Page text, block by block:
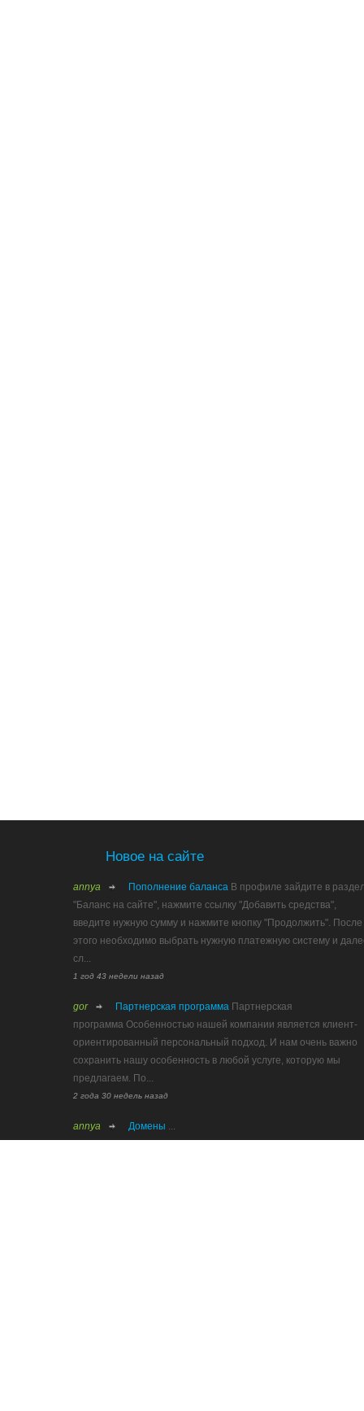
Новое на сайте
annya Пополнение баланса В профиле зайдите в
"Баланс на сайте", нажмите ссылку "Добавить средства",
введите нужную сумму и нажмите кнопку "Продолжить". После
этого необходимо выбрать нужную платежную систему и
сл...
1 год 43 недели назад
gor Партнерская программа Партнерская
программа Особенностью нашей компании является клиент-
ориентированный персональный подход. И нам очень важно
сохранить нашу особенность в любой услуге, которую мы
предлагаем. По...
2 года 30 недель назад
annya Домены ...